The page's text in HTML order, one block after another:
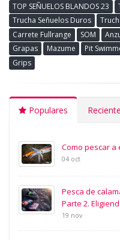
TOP SEÑUELOS BLANDOS 23
Trucha Señuelos Duros
Carrete Fullrange
SOM
Grapas
Mazume Pit
Grips
Populares
Como pescar a
04 oct
Pesca de
Parte 2.
19 nov